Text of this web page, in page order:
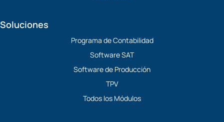
Soluciones
Programa de Contabilidad
Software SAT
Software de Producción
TPV
Todos los Módulos